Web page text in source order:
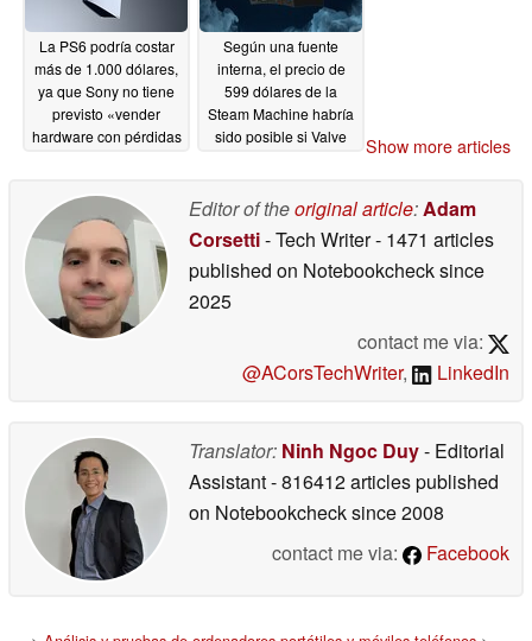
La PS6 podría costar
más de 1.000 dólares,
ya que Sony no tiene
previsto «vender
hardware con pérdidas
Según una fuente
interna, el precio de
599 dólares de la
Steam Machine habría
sido posible si Valve
06/28/2026
Show more articles
Editor of theoriginal article:Adam
Corsetti- Tech Writer- 1471 articles
published on Notebookchecksince
2025
contact me via:
@ACorsTechWriter, LinkedIn
Translator: Ninh Ngoc Duy- Editorial
Assistant- 816412 articles published
on Notebookchecksince 2008
contact me via:
Facebook